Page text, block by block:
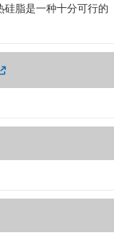
硅脂是一种十分可行的